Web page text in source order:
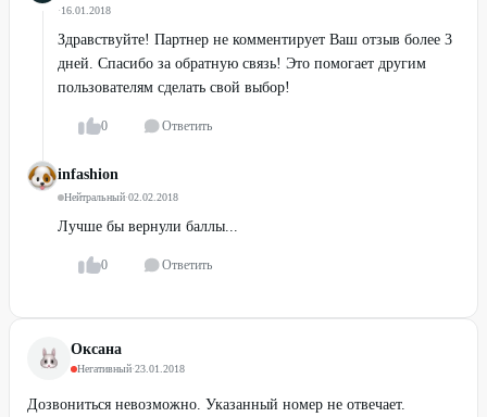
·16.01.2018
Здравствуйте! Партнер не комментирует Ваш отзыв более 3
дней. Спасибо за обратную связь! Это помогает другим
пользователям сделать свой выбор!
0 Ответить
infashion
Нейтральный·02.02.2018
Лучше бы вернули баллы...
0 Ответить
Оксана
Негативный·23.01.2018
Дозвониться невозможно. Указанный номер не отвечает.